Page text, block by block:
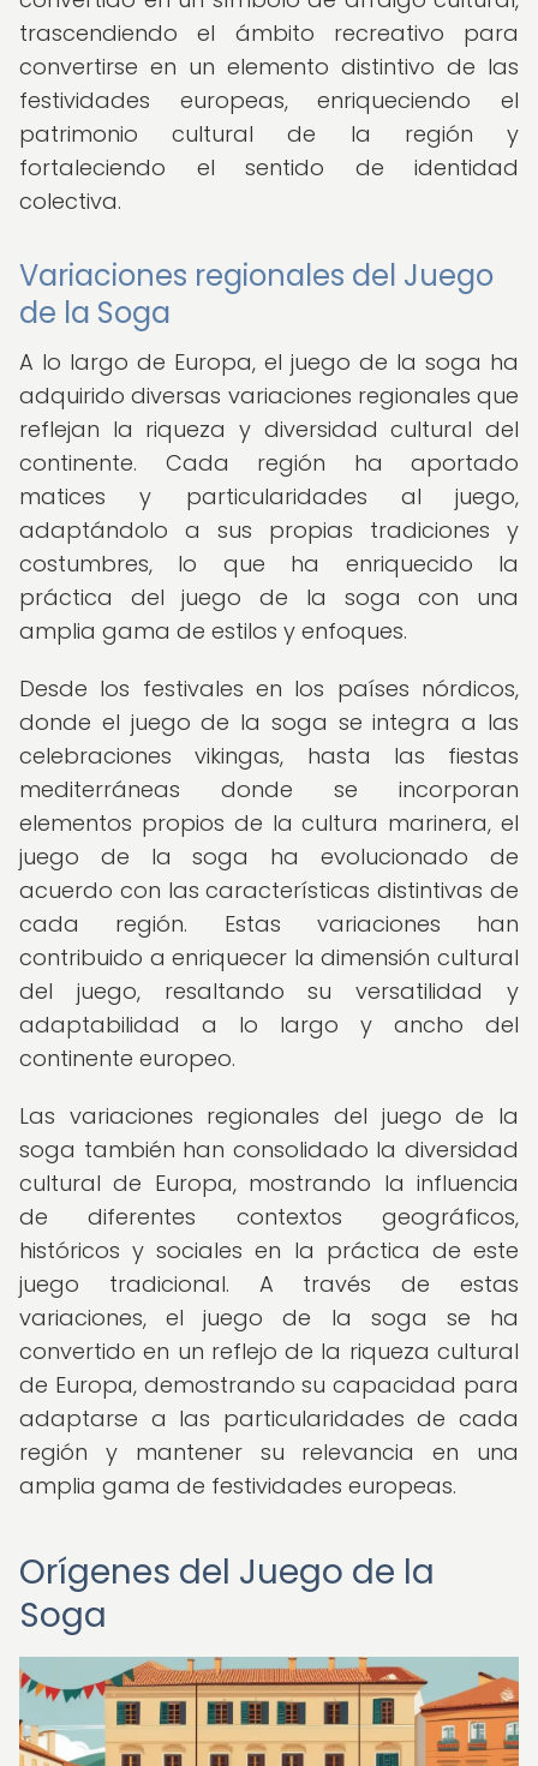
trascendiendo el ámbito recreativo para
convertirse en un elemento distintivo de las
festividades europeas, enriqueciendo el
patrimonio cultural de la región y
fortaleciendo el sentido de identidad
colectiva.
Variaciones regionales del Juego
de la Soga
A lo largo de Europa, el juego de la soga ha
adquirido diversas variaciones regionales que
reflejan la riqueza y diversidad cultural del
continente. Cada región ha aportado
matices y particularidades al juego,
adaptándolo a sus propias tradiciones y
costumbres, lo que ha enriquecido la
práctica del juego de la soga con una
amplia gama de estilos y enfoques.
Desde los festivales en los países nórdicos,
donde el juego de la soga se integra a las
celebraciones vikingas, hasta las fiestas
mediterráneas donde se incorporan
elementos propios de la cultura marinera, el
juego de la soga ha evolucionado de
acuerdo con las características distintivas de
cada región. Estas variaciones han
contribuido a enriquecer la dimensión cultural
del juego, resaltando su versatilidad y
adaptabilidad a lo largo y ancho del
continente europeo.
Las variaciones regionales del juego de la
soga también han consolidado la diversidad
cultural de Europa, mostrando la influencia
de diferentes contextos geográficos,
históricos y sociales en la práctica de este
juego tradicional. A través de estas
variaciones, el juego de la soga se ha
convertido en un reflejo de la riqueza cultural
de Europa, demostrando su capacidad para
adaptarse a las particularidades de cada
región y mantener su relevancia en una
amplia gama de festividades europeas.
Orígenes del Juego de la
Soga